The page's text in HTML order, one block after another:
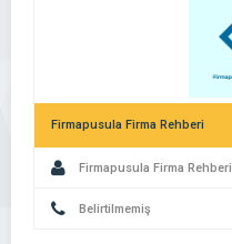
Firmapusula Firma Rehberi
Firmapusula Firma Rehberi
Belirtilmemiş